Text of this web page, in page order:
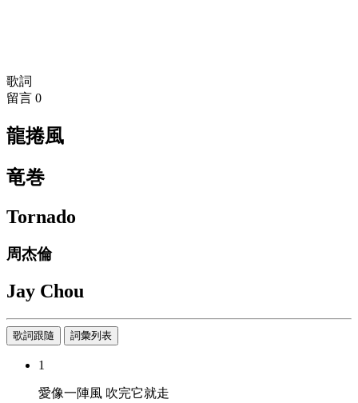
歌詞
留言 0
龍捲風
竜巻
Tornado
周杰倫
Jay Chou
歌詞跟隨 詞彙列表
1
愛像一陣風 吹完它就走